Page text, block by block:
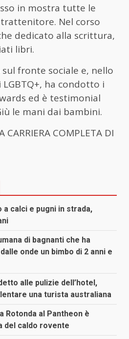
in mostra tutte le
Nel corso
dedicato alla scrittura,
libri.
fronte sociale e, nello
ha condotto i
ed è testimonial
le mani dai bambini.
CARRIERA COMPLETA DI
a calci e pugni in strada,
di bagnanti che ha
onde un bimbo di 2 anni e
alle pulizie dell’hotel,
una turista australiana
Rotonda al Pantheon è
del caldo rovente